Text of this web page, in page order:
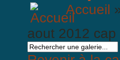
Accueil
aout 2012 cap